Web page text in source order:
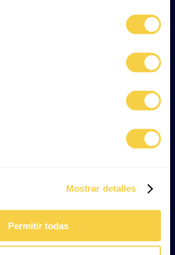
Mostrar detalles
Permitir todas
Ochsenfrosch ist eierlegend; die
während der Regenzeit. Die
sich an temporären
000 Eier pro Gelege, die nahezu
Männchen bewacht die
jedoch gelegentlich einige